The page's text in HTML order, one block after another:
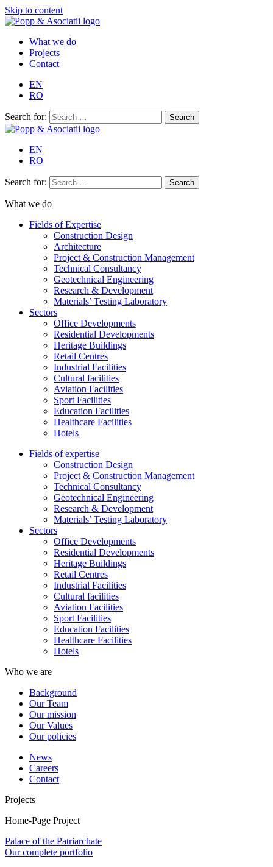
Skip to content
What we do
Projects
Contact
EN
RO
Search for:
EN
RO
Search for:
What we do
Fields of Expertise
Construction Design
Architecture
Project & Construction Management
Technical Consultancy
Geotechnical Engineering
Research & Development
Materials’ Testing Laboratory
Sectors
Office Developments
Residential Developments
Heritage Buildings
Retail Centres
Industrial Facilities
Cultural facilities
Aviation Facilities
Sport Facilities
Education Facilities
Healthcare Facilities
Hotels
Fields of expertise
Construction Design
Project & Construction Management
Technical Consultancy
Geotechnical Engineering
Research & Development
Materials’ Testing Laboratory
Sectors
Office Developments
Residential Developments
Heritage Buildings
Retail Centres
Industrial Facilities
Cultural facilities
Aviation Facilities
Sport Facilities
Education Facilities
Healthcare Facilities
Hotels
Who we are
Background
Our Team
Our mission
Our Values
Our policies
News
Careers
Contact
Projects
Home-Page Project
Palace of the Patriarchate
Our complete portfolio